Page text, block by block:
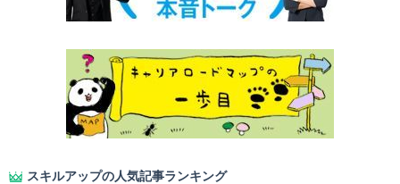
スキルアップの人気記事ランキング